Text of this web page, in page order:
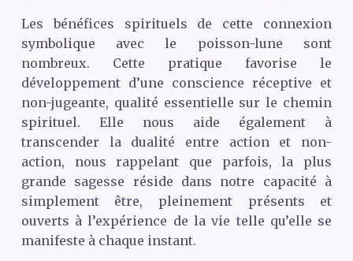
Les bénéfices spirituels de cette connexion
symbolique avec le poisson-lune sont
nombreux. Cette pratique favorise le
développement d’une conscience réceptive et
non-jugeante, qualité essentielle sur le chemin
spirituel. Elle nous aide également à
transcender la dualité entre action et non-
action, nous rappelant que parfois, la plus
grande sagesse réside dans notre capacité à
simplement être, pleinement présents et
ouverts à l’expérience de la vie telle qu’elle se
manifeste à chaque instant.